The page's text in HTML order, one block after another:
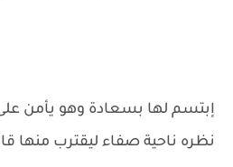
إبتسم لها بسعادة وهو يأمن
نظره ناحية صفاء ليقترب منها